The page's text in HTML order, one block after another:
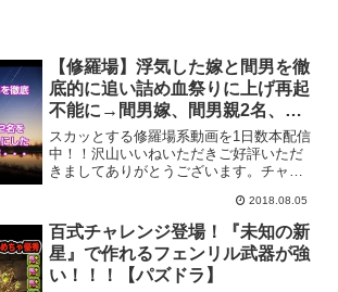
【修羅場】浮気した嫁と間男を徹
底的に追い詰め血祭りに上げ再起
不能に→間男嫁、間男親2名、嫁
親2名を入れて全て真実をおおっ
ぴらにした結果、とんでもない修
羅場が・・・
スカッとする修羅場系動画を1日数本配信
中！！沢山いいねいただきご好評いただ
きましてありがとうございます。チャン
企画🎁 Line@無料登録はこちら修羅場に
備えて懸賞抽選プレゼントを活用しよう
🎵当チャンネル人...
2018.08.05
百式チャレンジ登場！『未知の新
星』で作れるフェンリル武器が強
い！！！【パズドラ】